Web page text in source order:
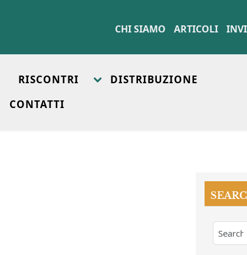
CHI SIAMO ARTICOLI
RISCONTRI
DISTRIBUZIONE
CONTATTI